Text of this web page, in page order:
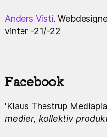
Anders Visti.
vinter -21/-22
Facebook
'Klaus Thestrup
medier, kollektiv